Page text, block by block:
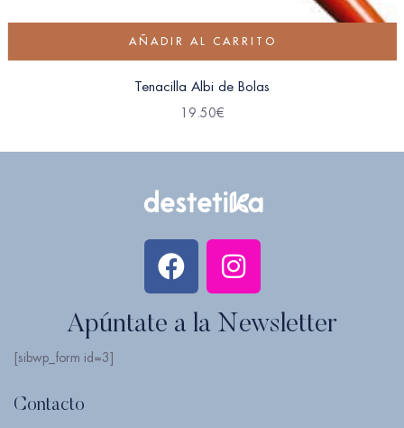
AÑADIR AL CARRITO
Tenacilla Albi de Bolas
19.50€
Apúntate a la Newsletter
[sibwp_form id=3]
Contacto